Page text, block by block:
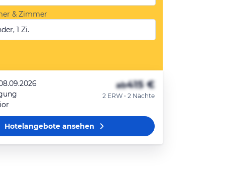
& Zimmer
1 Zi.
ab415 €
2 ERW • 2 Nächte
Hotelangeboteansehen